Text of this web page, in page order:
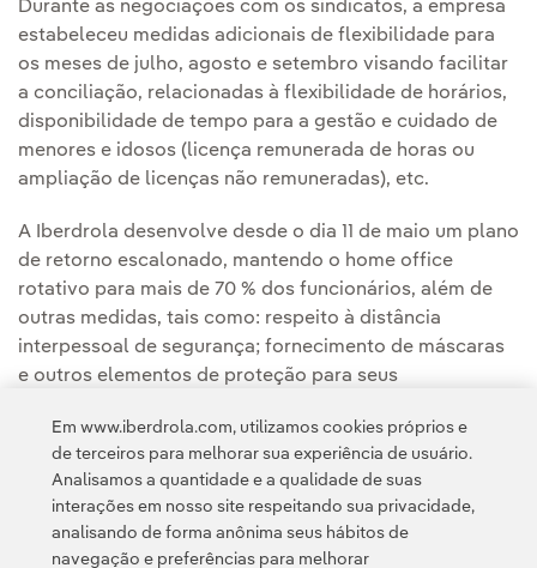
Durante as negociações com os sindicatos, a empresa
estabeleceu medidas adicionais de flexibilidade para
os meses de julho, agosto e setembro visando facilitar
a conciliação, relacionadas à flexibilidade de horários,
disponibilidade de tempo para a gestão e cuidado de
menores e idosos (licença remunerada de horas ou
ampliação de licenças não remuneradas), etc.
A Iberdrola desenvolve desde o dia 11 de maio um plano
de retorno escalonado, mantendo o home office
rotativo para mais de 70 % dos funcionários, além de
outras medidas, tais como: respeito à distância
interpessoal de segurança; fornecimento de máscaras
e outros elementos de proteção para seus
(refeitórios, lanchonetes, etc.), instalação de divisórias
nos postos de trabalho de atendimento ao público, etc.
Em www.iberdrola.com, utilizamos cookies próprios e
de terceiros para melhorar sua experiência de usuário.
Analisamos a quantidade e a qualidade de suas
interações em nosso site respeitando sua privacidade,
analisando de forma anônima seus hábitos de
navegação e preferências para melhorar